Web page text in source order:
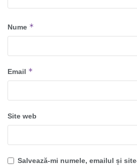
Nume *
Email *
Site web
Salvează-mi numele, emailul și